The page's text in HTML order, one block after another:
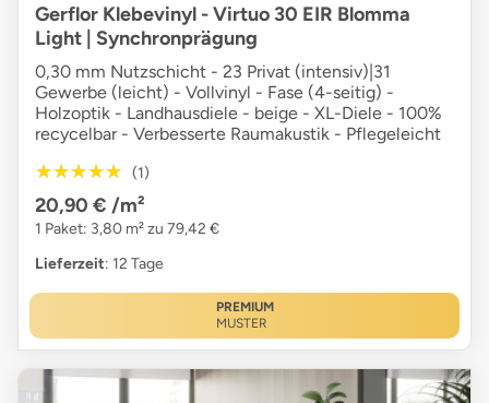
Gerflor Klebevinyl - Virtuo 30 EIR Blomma
Light | Synchronprägung
0,30 mm Nutzschicht - 23 Privat (intensiv)|31
Gewerbe (leicht) - Vollvinyl - Fase (4-seitig) -
Holzoptik - Landhausdiele - beige - XL-Diele - 100%
recycelbar - Verbesserte Raumakustik - Pflegeleicht
★★★★★
★★★★★ (1)
20,90 € /m²
1 Paket: 3,80 m² zu 79,42 €
Lieferzeit: 12 Tage
PREMIUM
MUSTER